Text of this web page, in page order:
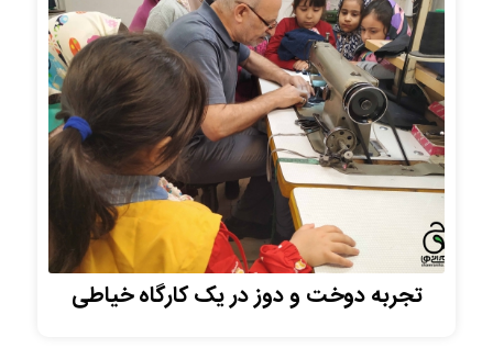
تجربه دوخت و دوز در یک کارگاه خیاطی